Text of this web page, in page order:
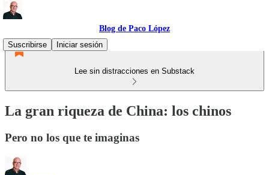
Blog de Paco López
Suscribirse
Iniciar sesión
Lee sin distracciones en Substack
La gran riqueza de China: los chinos
Pero no los que te imaginas